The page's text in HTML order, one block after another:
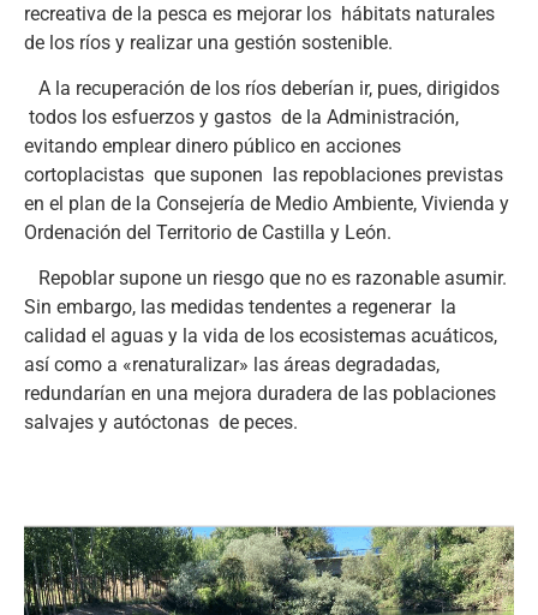
recreativa de la pesca es mejorar los hábitats naturales
de los ríos y realizar una gestión sostenible.
A la recuperación de los ríos deberían ir, pues, dirigidos
todos los esfuerzos y gastos de la Administración,
evitando emplear dinero público en acciones
cortoplacistas que suponen las repoblaciones previstas
en el plan de la Consejería de Medio Ambiente, Vivienda y
Ordenación del Territorio de Castilla y León.
Repoblar supone un riesgo que no es razonable asumir.
Sin embargo, las medidas tendentes a regenerar la
calidad el aguas y la vida de los ecosistemas acuáticos,
así como a «renaturalizar» las áreas degradadas,
redundarían en una mejora duradera de las poblaciones
salvajes y autóctonas de peces.